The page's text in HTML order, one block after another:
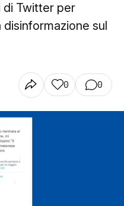
di Twitter per
sul
0 0